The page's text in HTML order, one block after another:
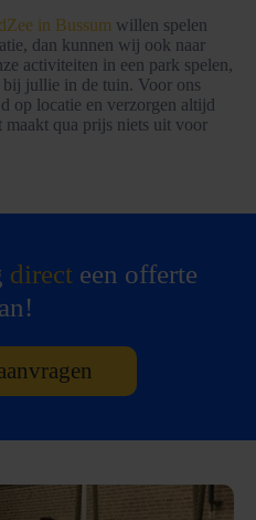
in Bussum willen spelen
dan kunnen wij ook naar
activiteiten in een park spelen,
jullie in de tuin. Voor ons
op locatie en verzorgen altijd
qua prijs niets uit voor
directeen offerte